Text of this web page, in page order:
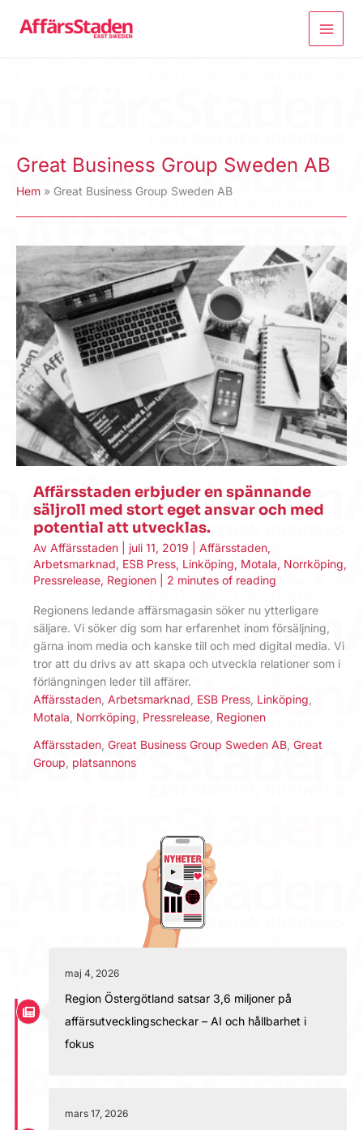
Great Business Group Sweden AB
Hem Great Business Group Sweden AB
Affärsstaden erbjuder en spännande
säljroll med stort eget ansvar och med
potential att utvecklas.
Av Affärsstaden juli 11, 2019 Affärsstaden,
Arbetsmarknad, ESB Press, Linköping, Motala, Norrköping,
Pressrelease, Regionen 2 minutes of reading
Regionens ledande affärsmagasin söker nu ytterligare
säljare. Vi söker dig som har erfarenhet inom försäljning,
gärna inom media och kanske till och med digital media. Vi
tror att du drivs av att skapa och utveckla relationer som i
förlängningen leder till affärer.
Affärsstaden Arbetsmarknad ESB Press Linköping
Motala Norrköping Pressrelease Regionen
Affärsstaden Great Business Group Sweden AB Great
Group platsannons
maj 4, 2026
Region Östergötland satsar 3,6 miljoner på
affärsutvecklingscheckar – AI och hållbarhet i
fokus
mars 17, 2026